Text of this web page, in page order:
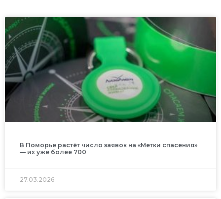
В Поморье растёт число заявок на «Метки спасения»
— их уже более 700
27.03.2026